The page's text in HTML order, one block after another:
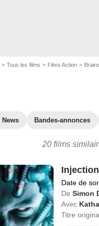
Tous les films Films Action
News Bandes-annonces
20 films
Date de
De Simon
Avec
Titre